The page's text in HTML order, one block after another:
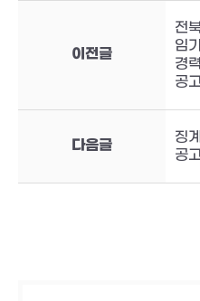
이전글
전
임
경
공
다음글
징
공